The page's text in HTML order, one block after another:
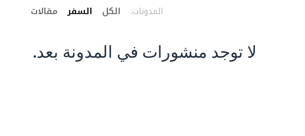
المدونات: الكل السفر مقالات
لا توجد منشورات في المدونة بعد.